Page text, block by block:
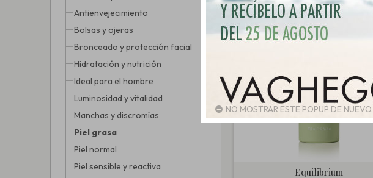
Antienvejecimiento
Bolsas y ojeras
Bronceado y protección facial
Hidratación y nutrición
Ideal para el hombre
Luminosidad y vitalidad
Manchas y discromías
Piel grasa
Piel normal
Piel sensible y reactiva
Equilibrium
NO MOSTRAR ESTE POPUP DE NUEVO.